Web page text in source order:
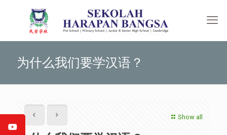
为什么我们要学汉语？
Show all